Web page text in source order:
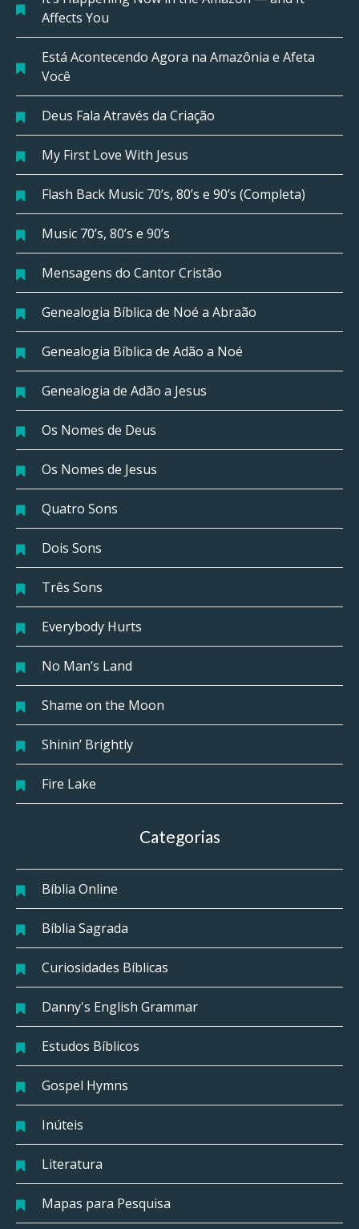
Affects You
Está Acontecendo Agora na Amazônia e Afeta
Você
Deus Fala Através da Criação
My First Love With Jesus
Flash Back Music 70’s, 80’s e 90’s (Completa)
Music 70’s, 80’s e 90’s
Mensagens do Cantor Cristão
Genealogia Bíblica de Noé a Abraão
Genealogia Bíblica de Adão a Noé
Genealogia de Adão a Jesus
Os Nomes de Deus
Os Nomes de Jesus
Quatro Sons
Dois Sons
Três Sons
Everybody Hurts
No Man’s Land
Shame on the Moon
Shinin’ Brightly
Fire Lake
Categorias
Bíblia Online
Bíblia Sagrada
Curiosidades Bíblicas
Danny's English Grammar
Estudos Bíblicos
Gospel Hymns
Inúteis
Literatura
Mapas para Pesquisa